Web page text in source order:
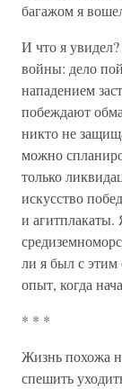
багажом я
И что я увидел?
войны: дело
нападением
побеждают
никто не
можно
только
искусство
и агитплакаты.
ли я был с этим
опыт, когда
* * *
Жизнь похожа
спешить